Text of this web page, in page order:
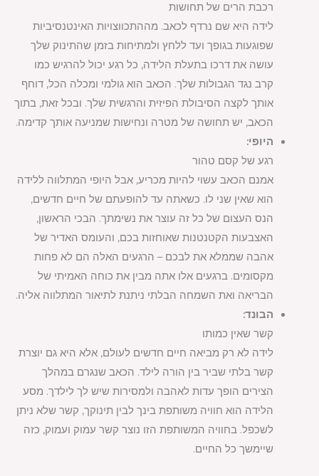
רכבת הרים של תחושות
לידה היא שם נרדף לכאב. מההתכווצויות האינטנסיביות
שפוגעות בגופך ועד ללחץ ולמתיחות בזמן שהתינוק שלך
עושה את דרכו בתעלת הלידה, כל רגע יכול להרגיש כמו
קרב נגד הגבולות שלך. הכאב הוא גולמי ומכלה הכל, דוחף
אותך לקצה הסיבולת הפיזית והרגשית שלך. ובכל זאת, בתוך
הכאב, יש תחושה של מטרה ונחישות שמניעה אותך קדימה.
היופי:
רגע של קסם טהור
אמנם הכאב עשוי להיות מכריע, אבל היופי המתלווה ללידה
הוא שאין שני לו. כשאתה עד להופעתם של חיים חדשים,
הנס העצום של כל זה עוצר את נשימתך. הבכי הראשון,
האצבעות הקטנטנות שאוחזות בכם, והעומס האדיר של
אהבה שממלא את לבכם – הרגעים האלה הם לא פחות
מקסומים. ברגעים אלו אתה מבין את כוחה האמיתי של
הבריאה ואת השמחה הבלתי ניתנת לתיאור המתלווה אליה.
הבונד:
קשר שאין כמותו
לידה לא רק מביאה חיים חדשים לעולם, אלא היא גם יוצרת
קשר בלתי שביר בין הורה לילד. הכאב שנגרם במהלך
הצירים הופך עדות לאהבה ולמסירות שיש לך לילדך. מסע
הלידה הוא חוויה משותפת בינך לבין תינוקך, קשר שלא ניתן
לשכפל. בחוויה המשותפת הזו נוצר קשר עמוק ועמוק, כזה
שיימשך כל החיים.